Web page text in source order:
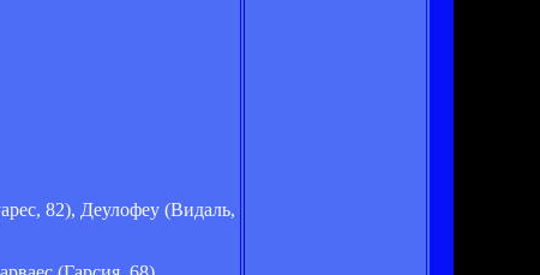
82), Деулофеу (Видаль,